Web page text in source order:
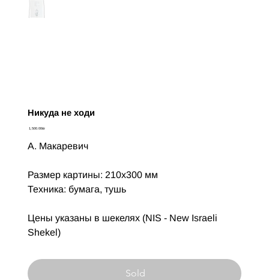
Никуда не ходи
Цена‏1,500.00 ‏₪
А. Макаревич
Размер картины: 210х300 мм
Техника: бумага, тушь
Цены указаны в шекелях (NIS - New Israeli
Shekel)
Sold